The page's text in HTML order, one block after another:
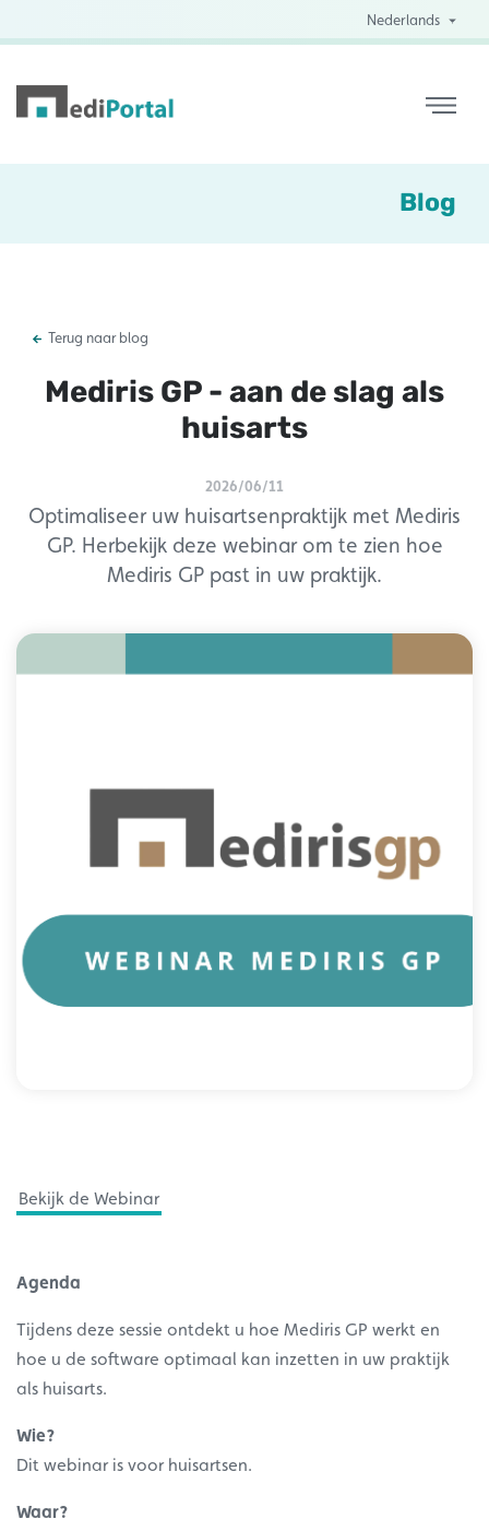
Nederlands
Blog
Terug naar blog
Mediris GP - aan de slag als
huisarts
2026/06/11
Optimaliseer uw huisartsenpraktijk met Mediris
GP. Herbekijk deze webinar om te zien hoe
Mediris GP past in uw praktijk.
Bekijk de Webinar
Agenda
Tijdens deze sessie ontdekt u hoe Mediris GP werkt en
hoe u de software optimaal kan inzetten in uw praktijk
als huisarts.
Wie?
Dit webinar is voor huisartsen.
Waar?